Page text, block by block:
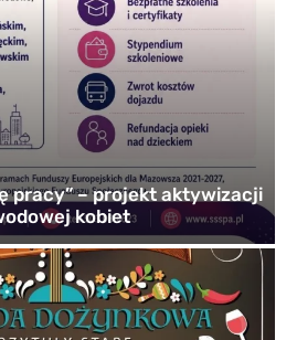
pracy” – projekt aktywizacji
kobiet